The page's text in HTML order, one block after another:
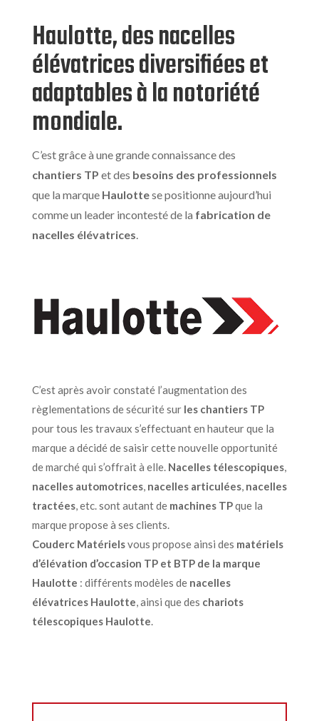
Haulotte, des nacelles
élévatrices diversifiées et
adaptables à la notoriété
mondiale.
C’est grâce à une grande connaissance des
chantiers TP et des besoins des professionnels
que la marque Haulottese positionne aujourd’hui
comme un leader incontesté de la fabrication de
nacelles élévatrices.
C’est après avoir constaté l’augmentation des
règlementations de sécurité sur les chantiers TP
pour tous les travaux s’effectuant en hauteur que la
marque a décidé de saisir cette nouvelle opportunité
de marché qui s’offrait à elle. Nacelles télescopiques,
nacelles automotrices, nacelles articulées, nacelles
tractées,etc. sont autant de machines TPque la
marque propose à ses clients.
Couderc Matérielsvous propose ainsi des matériels
d’élévation d’occasion TP et BTP de la marque
Haulotte : différents modèles de nacelles
élévatrices Haulotte, ainsi que des chariots
télescopiques Haulotte.